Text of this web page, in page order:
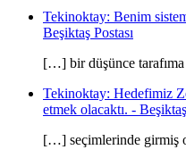
Tekinoktay: Benim
Beşiktaş Postası
[…] bir düşünce tarafıma
Tekinoktay: Hedefimiz
etmek olacaktı. - Beşiktaş
[…] seçimlerinde girmiş